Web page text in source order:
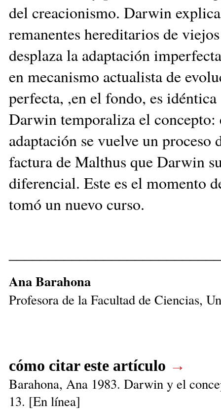
del creacionismo. Darwin
remanentes hereditarios de
desplaza la adaptación
en mecanismo actualista de
perfecta, ,en el fondo, es
Darwin temporaliza el concepto:
adaptación se vuelve un
factura de Malthus que Darwin
diferencial. Este es el momento
tomó un nuevo curso.
Ana Barahona
Profesora de la Facultad de Ciencias,
cómo citar este artículo →
Barahona, Ana 1983. Darwin y el
13. [En línea]